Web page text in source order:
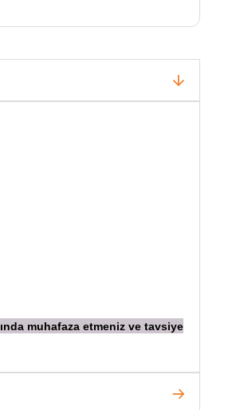
muhafaza etmeniz ve tavsiye